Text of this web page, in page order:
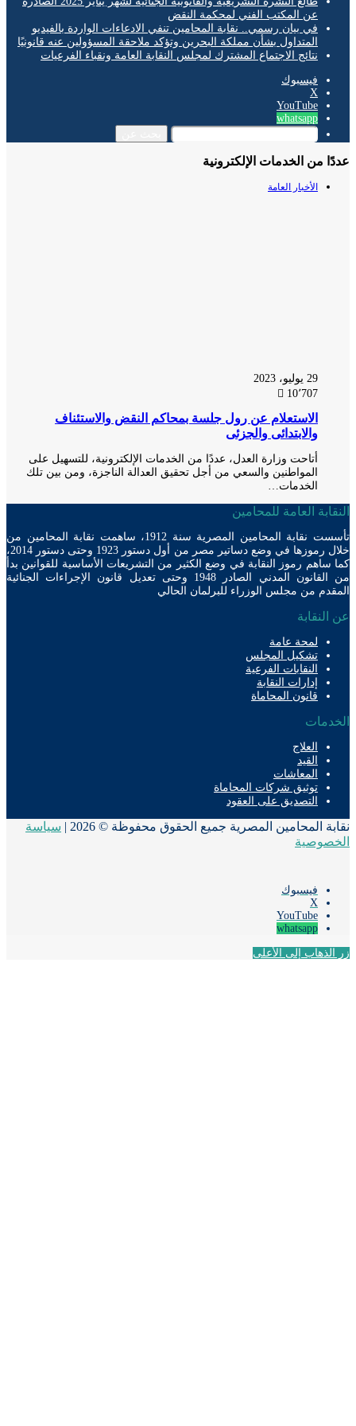
عن المكتب الفني لمحكمة النقض
في بيان رسمي.. نقابة المحامين تنفي الادعاءات الواردة بالفيديو
المتداول بشأن مملكة البحرين وتؤكد ملاحقة المسؤولين عنه قانونيًا
نتائج الاجتماع المشترك لمجلس النقابة العامة ونقباء الفرعيات
فيسبوك
‫YouTube
whatsapp
من الخدمات الإلكترونية
الأخبار العامة
10٬707
الاستعلام عن رول جلسة بمحاكم النقض والاستئناف
والابتدائى والجزئى
أتاحت وزارة العدل، عددًا من الخدمات الإلكترونية، للتسهيل على
المواطنين والسعي من أجل تحقيق العدالة الناجزة، ومن بين تلك
الخدمات…
العامة للمحامين
تأسست نقابة المحامين المصرية سنة 1912، ساهمت نقابة المحامين من
خلال رموزها في وضع دساتير مصر من أول دستور 1923 وحتى دستور 2014،
رموز النقابة في وضع الكثير من التشريعات الأساسية للقوانين بدأ
من القانون المدني الصادر 1948 وحتى تعديل قانون الإجراءات الجنائية
من مجلس الوزراء للبرلمان الحالي
لمحة عامة
تشكيل المجلس
النقابات الفرعية
إدارات النقابة
قانون المحاماة
العلاج
القيد
المعاشات
توثيق شركات المحاماة
التصديق على العقود
المحامين المصرية جميع الحقوق محفوظة © 2026 |
سياسة
فيسبوك
‫YouTube
whatsapp
إلى الأعلى